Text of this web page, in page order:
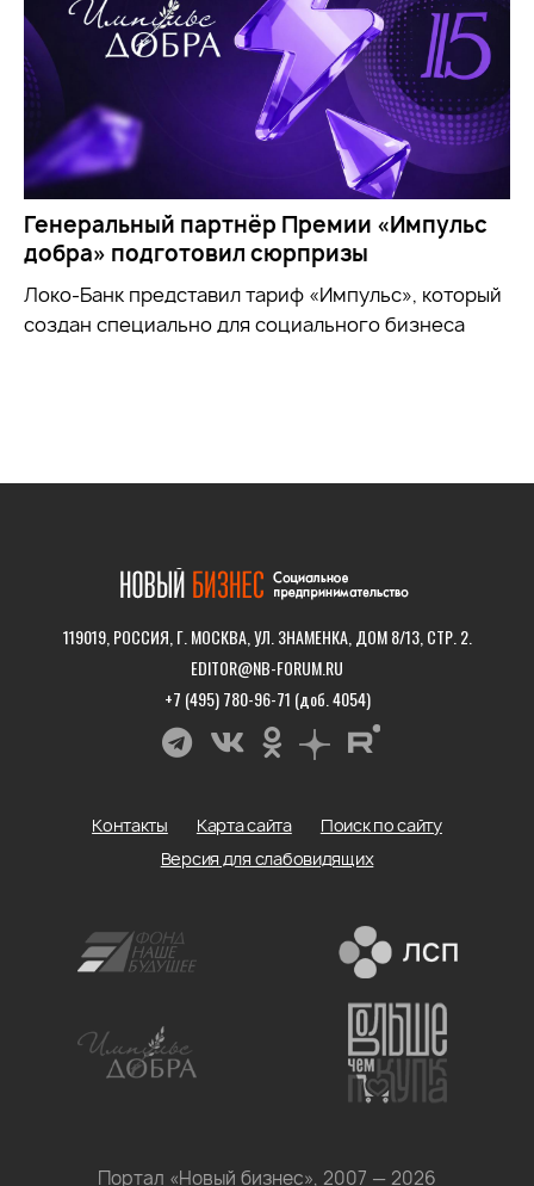
Генеральный партнёр Премии «Импульс
добра» подготовил сюрпризы
Локо-Банк представил тариф «Импульс», который
создан специально для социального бизнеса
119019, РОССИЯ, Г. МОСКВА, УЛ. ЗНАМЕНКА, ДОМ 8/13, СТР. 2.
EDITOR@NB-FORUM.RU
+7 (495) 780-96-71 (доб. 4054)
Портал «Новый бизнес», 2007 — 2026
Контакты Карта сайта
Поиск по сайту
Версия для слабовидящих